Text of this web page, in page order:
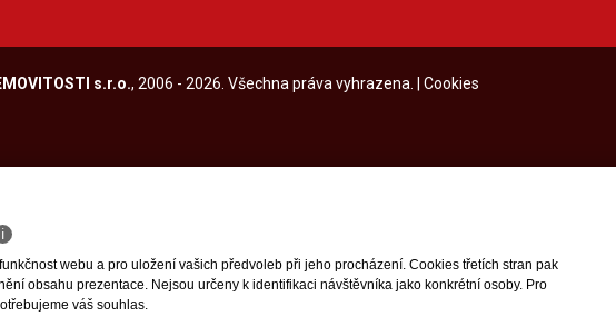
s.r.o., 2006 - 2026. Všechna práva vyhrazena. | Cookies
ℹ
webu a pro uložení vašich předvoleb při jeho procházení. Cookies třetích stran pak
obsahu prezentace. Nejsou určeny k identifikaci návštěvníka jako konkrétní osoby. Pro
váš souhlas.